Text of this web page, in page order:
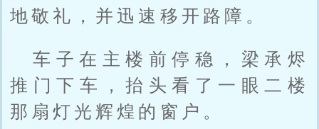
地敬礼，并迅速移开路障。
车子在主楼前停稳，梁承烬
推门下车，抬头看了一眼二楼
那扇灯光辉煌的窗户。